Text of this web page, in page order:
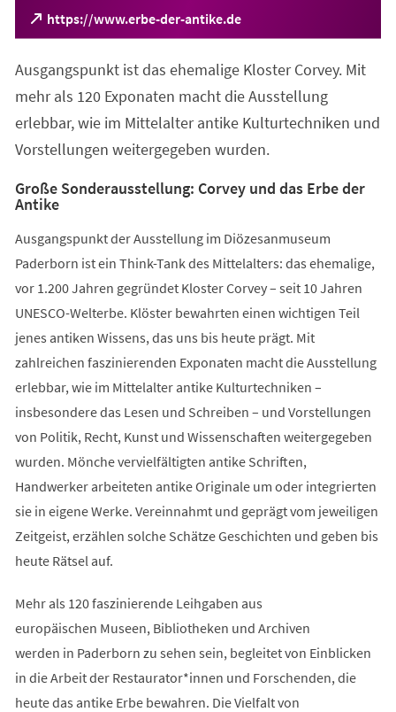
https://www.erbe-der-antike.de
(Öffnet
in
neuen
Tab)
Ausgangspunkt ist das ehemalige Kloster Corvey. Mit
mehr als 120 Exponaten macht die Ausstellung
erlebbar, wie im Mittelalter antike Kulturtechniken und
Vorstellungen weitergegeben wurden.
Große Sonderausstellung: Corvey und das Erbe der
Antike
Ausgangspunkt der Ausstellung im Diözesanmuseum
Paderborn ist ein Think-Tank des Mittelalters: das ehemalige,
vor 1.200 Jahren gegründet Kloster Corvey – seit 10 Jahren
UNESCO-Welterbe. Klöster bewahrten einen wichtigen Teil
jenes antiken Wissens, das uns bis heute prägt. Mit
zahlreichen faszinierenden Exponaten macht die Ausstellung
erlebbar, wie im Mittelalter antike Kulturtechniken –
insbesondere das Lesen und Schreiben – und Vorstellungen
von Politik, Recht, Kunst und Wissenschaften weitergegeben
wurden. Mönche vervielfältigten antike Schriften,
Handwerker arbeiteten antike Originale um oder integrierten
sie in eigene Werke. Vereinnahmt und geprägt vom jeweiligen
Zeitgeist, erzählen solche Schätze Geschichten und geben bis
heute Rätsel auf.
Mehr als 120 faszinierende Leihgaben aus
europäischen Museen, Bibliotheken und Archiven
werden in Paderborn zu sehen sein, begleitet von Einblicken
in die Arbeit der Restaurator*innen und Forschenden, die
heute das antike Erbe bewahren. Die Vielfalt von